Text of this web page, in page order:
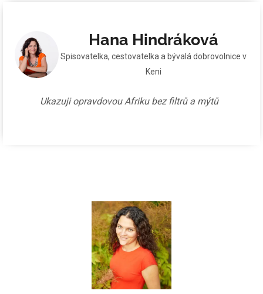
Hana Hindráková
Spisovatelka, cestovatelka a bývalá dobrovolnice v
Keni
Ukazuji opravdovou Afriku bez filtrů a mýtů